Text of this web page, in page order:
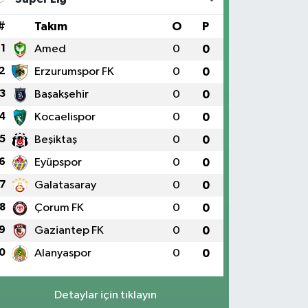
Takım O P
1 Amed 0 0
Erzurumspor FK 0 0
3 Başakşehir 0 0
Kocaelispor 0 0
5 Beşiktaş 0 0
Eyüpspor 0 0
7 Galatasaray 0 0
8 Çorum FK 0 0
Gaziantep FK 0 0
Alanyaspor 0 0
Detaylar için tıklayın